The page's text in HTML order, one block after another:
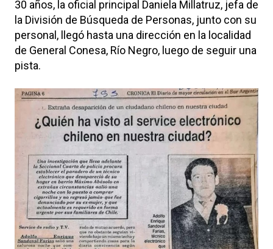
30 años, la oficial principal Daniela Millatruz, jefa de
la División de Búsqueda de Personas, junto con su
personal, llegó hasta una dirección en la localidad
de General Conesa, Río Negro, luego de seguir una
pista.